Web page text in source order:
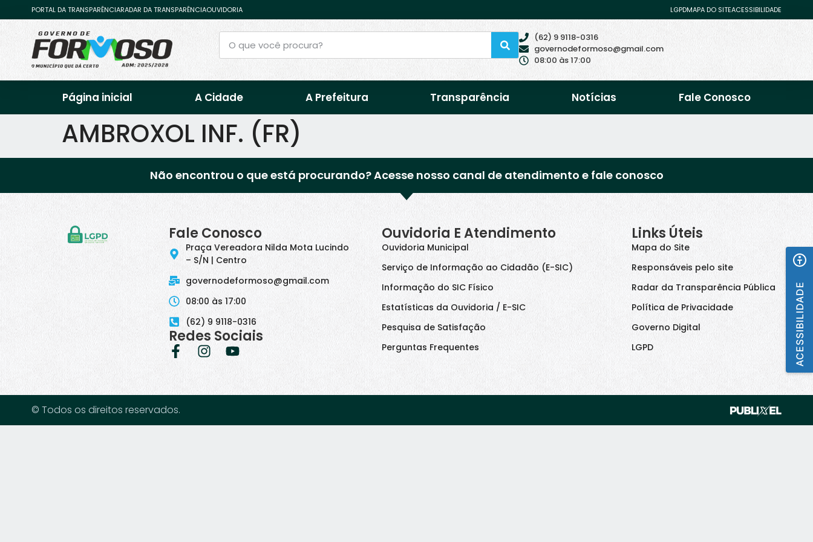
PORTAL DA TRANSPARÊNCIARADAR DA TRANSPARÊNCIAOUVIDORIA LGPDMAPA DO SITEACESSIBILIDADE
(62) 9 9118-0316
governodeformoso@gmail.com
08:00 às 17:00
Página inicial A Cidade A Prefeitura Transparência Notícias Fale Conosco
AMBROXOL INF. (FR)
Não encontrou o que está procurando? Acesse nosso canal de atendimento e fale conosco
Fale Conosco
Praça Vereadora Nilda Mota Lucindo
– S/N | Centro
governodeformoso@gmail.com
08:00 às 17:00
(62) 9 9118-0316
Redes Sociais
Ouvidoria E Atendimento
Ouvidoria Municipal
Serviço de Informação ao Cidadão (E-SIC)
Informação do SIC Físico
Estatísticas da Ouvidoria / E-SIC
Pesquisa de Satisfação
Perguntas Frequentes
Links Úteis
Mapa do Site
Responsáveis pelo site
Radar da Transparência Pública
Política de Privacidade
Governo Digital
LGPD
© Todos os direitos reservados.
ACESSIBILIDADE